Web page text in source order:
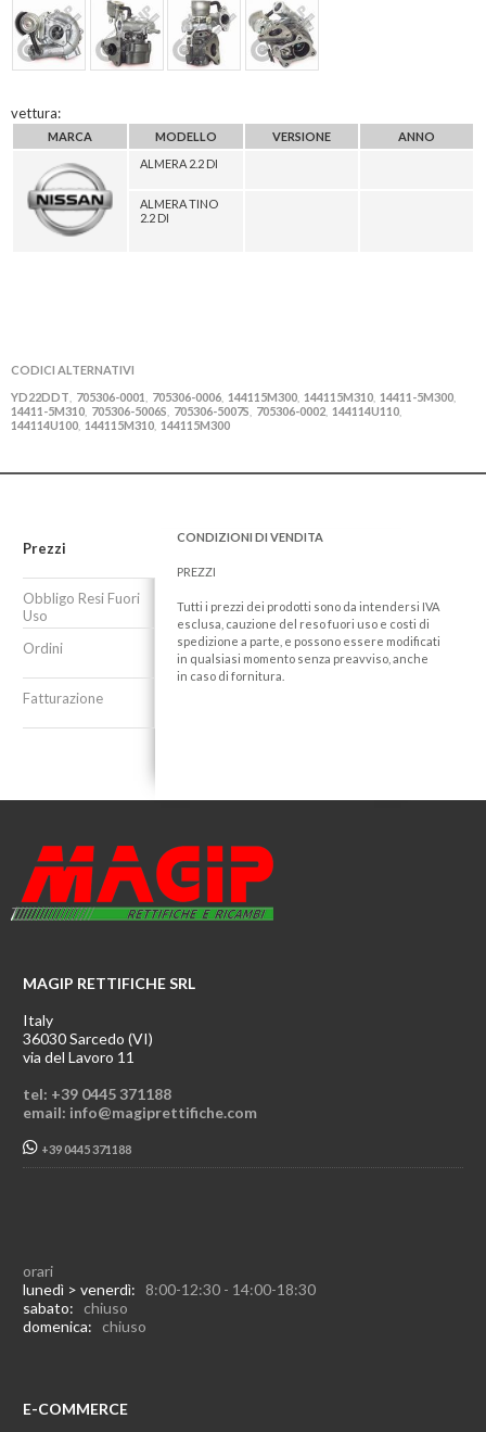
vettura:
MARCA MODELLO VERSIONE
ANNO
ALMERA 2.2 DI
ALMERA TINO
2.2 DI
CODICI ALTERNATIVI
YD22DDT
705306-0001 705306-0006 144115M300 144115M310 14411-5M300
14411-5M310 705306-5006S 705306-5007S 705306-0002 144114U110
144114U100 144115M310 144115M300
Prezzi
Obbligo Resi Fuori
Uso
Ordini
Fatturazione
CONDIZIONI DI VENDITA
PREZZI
Tutti i prezzi dei prodotti sono da intendersi IVA
esclusa, cauzione del reso fuori uso e costi di
spedizione a parte, e possono essere modificati
in qualsiasi momento senza preavviso, anche
in caso di fornitura.
MAGIP RETTIFICHE SRL
Italy
36030 Sarcedo (VI)
via del Lavoro 11
tel: +39 0445 371188
email: info@magiprettifiche.com
+39 0445 371188
orari
lunedì > venerdì: 8:00-12:30 - 14:00-18:30
sabato: chiuso
domenica: chiuso
E-COMMERCE